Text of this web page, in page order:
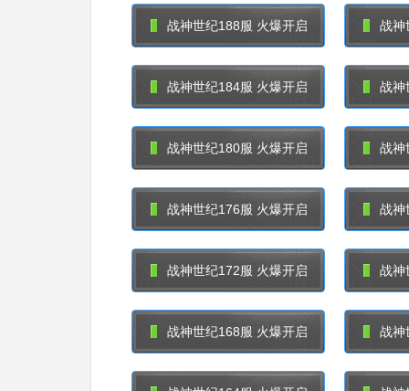
战神世纪188服 火爆开启 战神
战神世纪184服 火爆开启 战神
战神世纪180服 火爆开启 战神
战神世纪176服 火爆开启 战神
战神世纪172服 火爆开启 战神
战神世纪168服 火爆开启 战神